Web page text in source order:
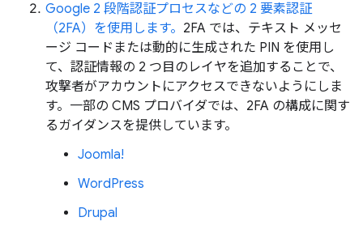
Google 2 段階認証プロセスなどの 2 要素認証
（2FA）を使用します。 2FA では、テキスト メッセ
ージ コードまたは動的に生成された PIN を使用し
て、認証情報の 2 つ目のレイヤを追加することで、
攻撃者がアカウントにアクセスできないようにしま
す。一部の CMS プロバイダでは、2FA の構成に関す
るガイダンスを提供しています。
Joomla!
WordPress
Drupal